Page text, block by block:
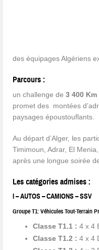
des équipages Algériens
Parcours :
un challenge de3 400 Km
promet des montées
paysages époustouflants.
Au départ d’Alger, les
Timimoun, Adrar, El
après une longue soirée
Les catégories admises :
I – AUTOS – CAMIONS – SSV
Groupe T1: Véhicules Tout-Terrain
Classe T1.1 : 4 x 4
Classe T1.2 : 4 x 4